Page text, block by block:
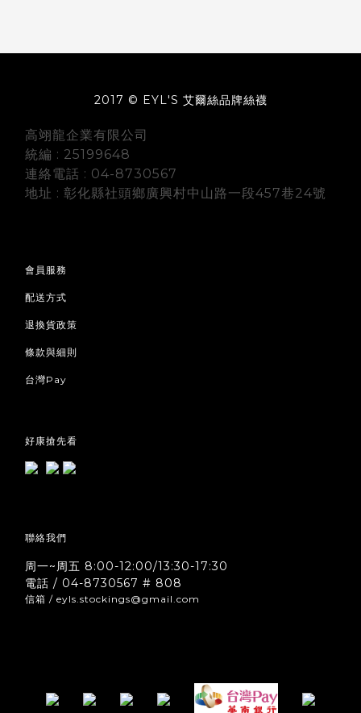
2017 © EYL'S 艾爾絲品牌絲襪
高翊龍企業有限公司
統編 : 25199648
連絡電話 : 04-8730567
地址 : 彰化縣社頭鄉廣興村中山路一段457巷24號
會員服務
配送方式
退換貨政策
條款與細則
台灣Pay
好康搶先看
聯絡我們
周一~周五 8:00-12:00/13:30-17:30
電話 / 04-8730567 # 808
信箱 / eyls.stockings@gmail.com